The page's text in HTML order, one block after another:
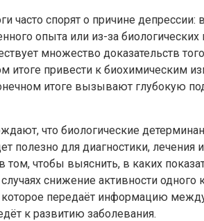
часто спорят о причине
опыта или из-за
множество доказательств
итоге привести к биохимическим
итоге вызывают глубокую
что биологические
полезно для диагностики, лечения
том, чтобы выяснить, в каких
снижение активности одного
передаёт информацию
к развитию заболевания.